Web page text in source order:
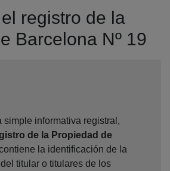
registro de la
Barcelona Nº 19
nueva
simple informativa registral,
de la Propiedad de
la identificación de la
titular o titulares de los